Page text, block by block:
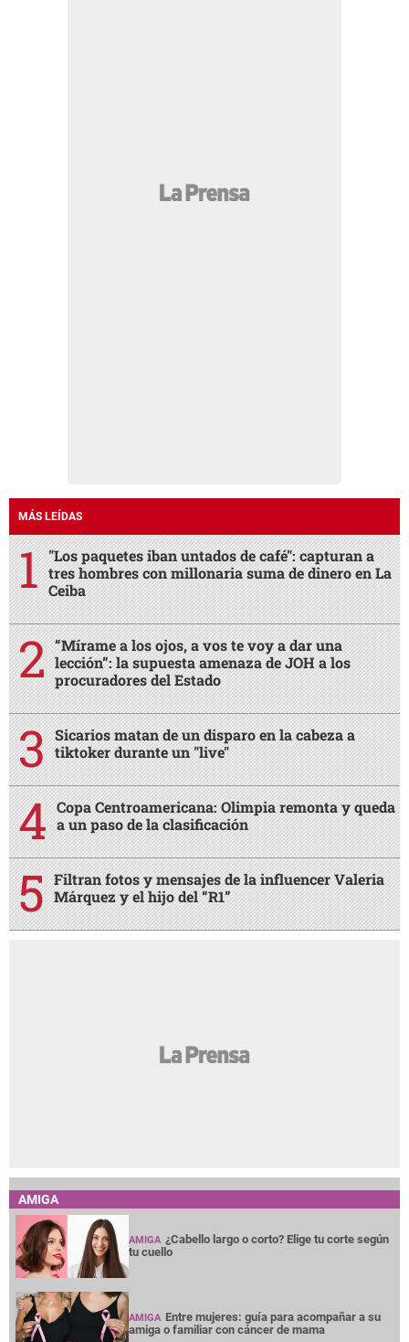
MÁS LEÍDAS
"Los paquetes iban untados de café": capturan a
tres hombres con millonaria suma de dinero en La
Ceiba
“Mírame a los ojos, a vos te voy a dar una
lección”: la supuesta amenaza de JOH a los
procuradores del Estado
Sicarios matan de un disparo en la cabeza a
tiktoker durante un "live"
Copa Centroamericana: Olimpia remonta y queda
a un paso de la clasificación
Filtran fotos y mensajes de la influencer Valeria
Márquez y el hijo del “R1”
AMIGA
AMIGA ¿Cabello largo o corto? Elige tu corte según
tu cuello
AMIGA Entre mujeres: guía para acompañar a su
amiga o familiar con cáncer de mama